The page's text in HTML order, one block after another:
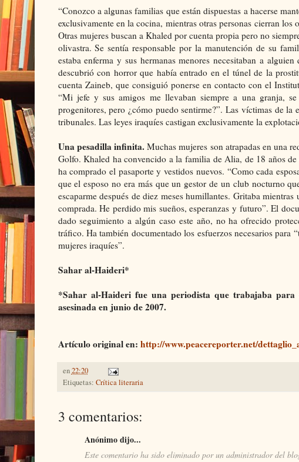
“Conozco a algunas familias que están dispuestas a hacerse
exclusivamente en la cocina, mientras otras personas cierran
Otras mujeres buscan a Khaled por cuenta propia pero no
olivastra. Se sentía responsable por la manutención de su
estaba enferma y sus hermanas menores necesitaban a
descubrió con horror que había entrado en el túnel de la
cuenta Zaineb, que consiguió ponerse en contacto con el
“Mi jefe y sus amigos me llevaban siempre a una granja,
progenitores, pero ¿cómo puedo sentirme?”. Las víctimas de
tribunales. Las leyes iraquíes castigan exclusivamente la
Una pesadilla infinita. Muchas mujeres son atrapadas en una
Golfo. Khaled ha convencido a la familia de Alia, de 18 años
ha comprado el pasaporte y vestidos nuevos. “Como cada
que el esposo no era más que un gestor de un club nocturno
escaparme después de diez meses humillantes. Gritaba
comprada. He perdido mis sueños, esperanzas y futuro”. El
dado seguimiento a algún caso este año, no ha ofrecido
tráfico. Ha también documentado los esfuerzos necesarios
mujeres iraquíes”.
Sahar al-Haideri*
*Sahar al-Haideri fue una periodista que trabajaba
asesinada en junio de 2007.
Artículo original en: http://www.peacereporter.net/
en22:20
Etiquetas: Crítica literaria
3 comentarios:
Anónimo dijo...
Este comentario ha sido eliminado por un administrador del